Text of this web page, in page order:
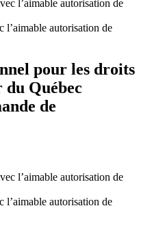
l’aimable autorisation de
pour les droits
Québec
de
l’aimable autorisation de